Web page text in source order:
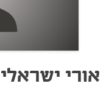
אורי ישראלי